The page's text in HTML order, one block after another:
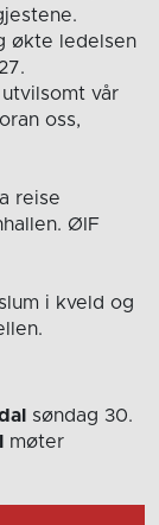
økte ledelsen
vår
oss,
reise
ØIF
i kveld og
søndag 30.
møter